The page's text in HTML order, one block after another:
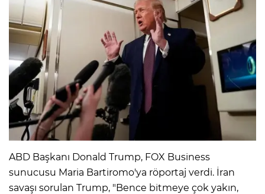
ABD Başkanı Donald Trump, FOX Business
sunucusu Maria Bartiromo'ya röportaj verdi. İran
savaşı sorulan Trump, "Bence bitmeye çok yakın,